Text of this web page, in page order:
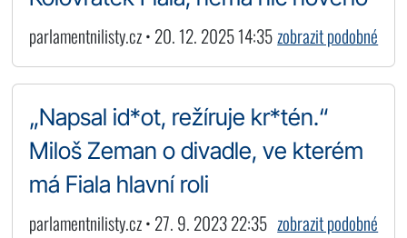
parlamentnilisty.cz • 20. 12. 2025 14:35zobrazit podobné
„Napsal id*ot, režíruje kr*tén.“
Miloš Zeman o divadle, ve kterém
má Fiala hlavní roli
parlamentnilisty.cz • 27. 9. 2023 22:35 zobrazit podobné